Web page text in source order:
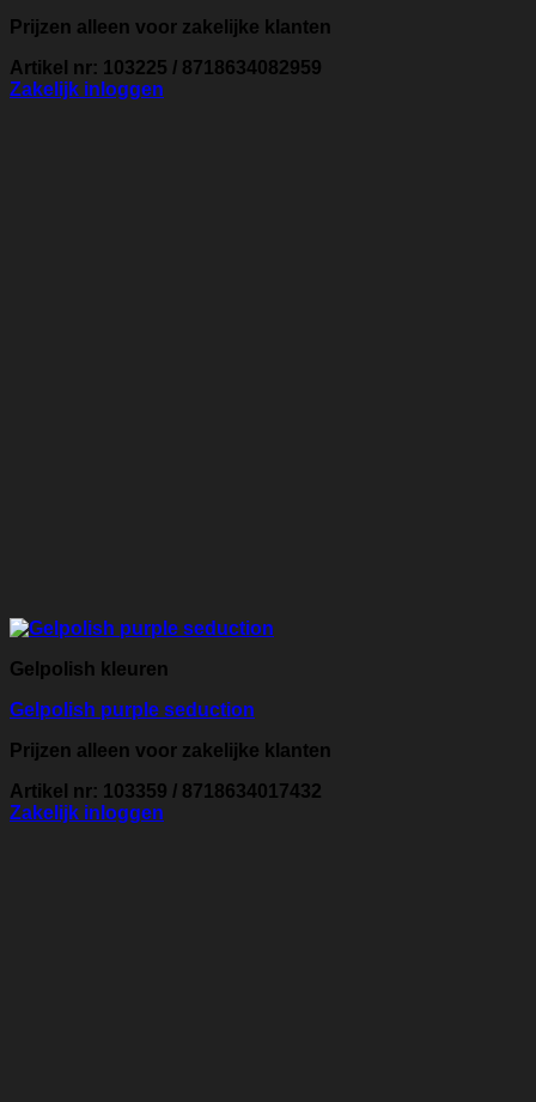
Prijzen alleen voor zakelijke klanten
Artikel nr: 103225 / 8718634082959
Zakelijk inloggen
Gelpolish kleuren
Gelpolish purple seduction
Prijzen alleen voor zakelijke klanten
Artikel nr: 103359 / 8718634017432
Zakelijk inloggen